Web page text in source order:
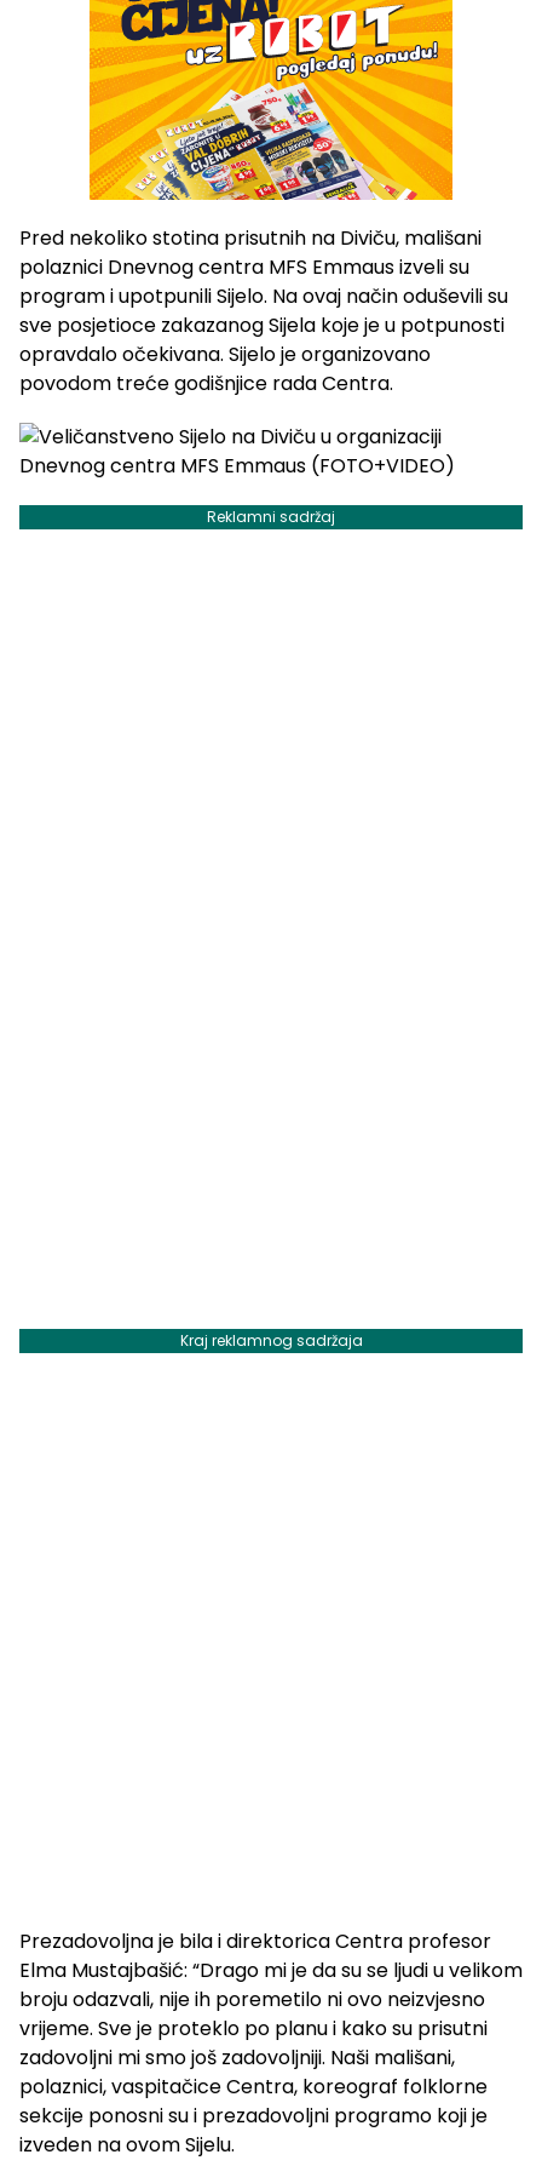
Pred nekoliko stotina prisutnih na Diviču, mališani
polaznici Dnevnog centra MFS Emmaus izveli su
program i upotpunili Sijelo. Na ovaj način oduševili su
sve posjetioce zakazanog Sijela koje je u potpunosti
opravdalo očekivana. Sijelo je organizovano
povodom treće godišnjice rada Centra.
Reklamni sadržaj
Kraj reklamnog sadržaja
Prezadovoljna je bila i direktorica Centra profesor
Elma Mustajbašić: “Drago mi je da su se ljudi u velikom
broju odazvali, nije ih poremetilo ni ovo neizvjesno
vrijeme. Sve je proteklo po planu i kako su prisutni
zadovoljni mi smo još zadovoljniji. Naši mališani,
polaznici, vaspitačice Centra, koreograf folklorne
sekcije ponosni su i prezadovoljni programo koji je
izveden na ovom Sijelu.